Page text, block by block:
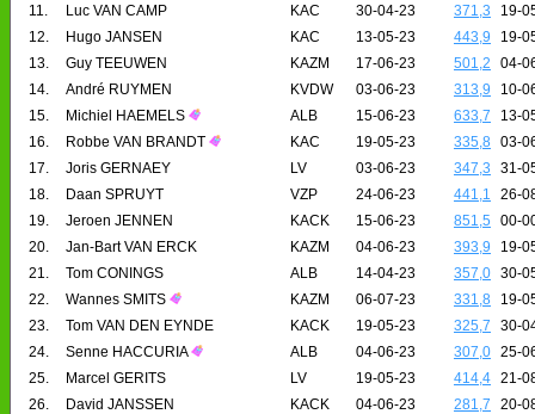
11.
Luc VAN CAMP KAC 30-04-23 371,3
19-
12.
Hugo JANSEN KAC 13-05-23 443,9
19-
13.
Guy TEEUWEN KAZM 17-06-23 501,2
04-
14.
André RUYMEN KVDW 03-06-23 313,9
10-
15.
Michiel HAEMELS ALB 15-06-23 633,7
13-
16.
Robbe VAN BRANDT KAC 19-05-23 335,8 03-
17.
Joris GERNAEY LV 03-06-23 347,3
31-
18.
Daan SPRUYT VZP 24-06-23 441,1
26-
19.
Jeroen JENNEN KACK 15-06-23 851,5
00-
20.
Jan-Bart VAN ERCK KAZM 04-06-23 393,9
19-
21.
Tom CONINGS ALB 14-04-23 357,0 30-
22.
Wannes SMITS KAZM 06-07-23 331,8
19-
23.
Tom VAN DEN EYNDE KACK 19-05-23 325,7
30-
24.
Senne HACCURIA ALB 04-06-23 307,0 25-
25.
Marcel GERITS LV 19-05-23 414,4 21-
26.
David JANSSEN KACK 04-06-23 281,7
20-